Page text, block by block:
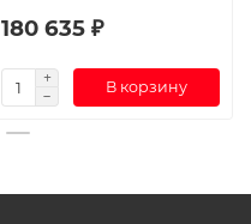
180 635 ₽
В корзину